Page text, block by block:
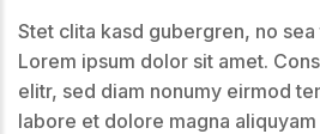
Stet clita kasd gubergren, no
Lorem ipsum dolor sit amet.
elitr, sed diam nonumy eirmod
labore et dolore magna